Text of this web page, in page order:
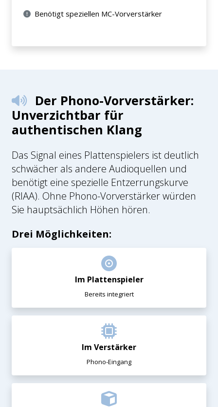
Benötigt speziellen MC-Vorverstärker
Der Phono-Vorverstärker:
Unverzichtbar für
authentischen Klang
Das Signal eines Plattenspielers ist deutlich
schwächer als andere Audioquellen und
benötigt eine spezielle Entzerrungskurve
(RIAA). Ohne Phono-Vorverstärker würden
Sie hauptsächlich Höhen hören.
Drei Möglichkeiten:
Im Plattenspieler
Bereits integriert
Im Verstärker
Phono-Eingang